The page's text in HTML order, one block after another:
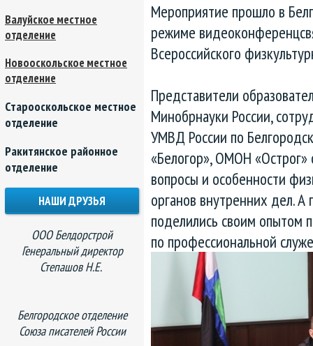
Мероприятие прошло в
режиме
Всероссийского
Представители
Минобрнауки России,
УМВД России по
«Белогор», ОМОН «Острог»
вопросы и особенности
органов внутренних дел. А
поделились своим опытом
по профессиональной
Валуйское местное
отделение
Новооскольское местное
отделение
Старооскольское местное
отделение
Ракитянское районное
отделение
НАШИ ДРУЗЬЯ
ООО Белдорстрой
Генеральный директор
Степашов Н.Е.
Белгородское отделение
Союза писателей России